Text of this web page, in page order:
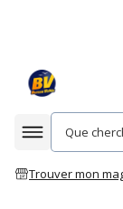
Afficher la
Trouver mon